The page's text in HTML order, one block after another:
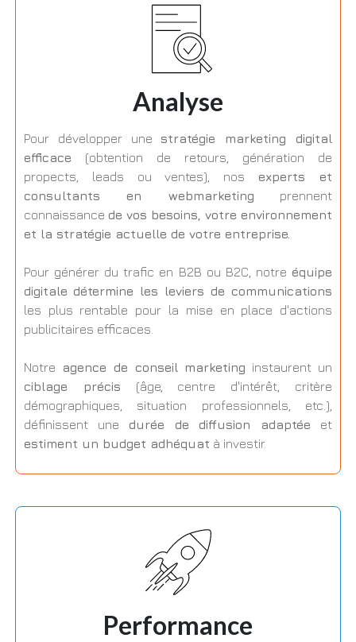
Analyse
Pour développer une stratégie marketing digital
efficace (obtention de retours, génération de
propects, leads ou ventes), nosexperts et
consultants en webmarketing prennent
connaissance de vos besoins, votre environnement
et la stratégie actuelle de votre entreprise.
Pour générer du trafic en B2B ou B2C, notreéquipe
digitale détermine les leviers de communications
les plus rentable pour la mise en place d'actions
publicitaires efficaces.
Notre agence de conseil marketing instaurent un
ciblage précis (âge, centre d'intérêt, critère
démographiques, situation professionnels, etc.),
définissent une durée de diffusion adaptée et
estiment un budget adhéquat à investir.
Performance